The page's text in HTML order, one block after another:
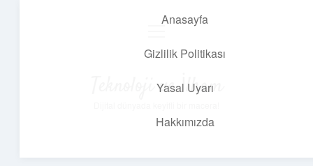
Anasayfa
Gizlilik Politikası
Yasal Uyarı
Hakkımızda
Teknoloji ve İlham